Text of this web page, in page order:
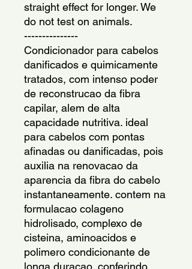
straight effect for longer. We
do not test on animals.
---------------
Condicionador para cabelos
danificados e quimicamente
tratados, com intenso poder
de reconstrucao da fibra
capilar, alem de alta
capacidade nutritiva. ideal
para cabelos com pontas
afinadas ou danificadas, pois
auxilia na renovacao da
aparencia da fibra do cabelo
instantaneamente. contem na
formulacao colageno
hidrolisado, complexo de
cisteina, aminoacidos e
polimero condicionante de
longa duracao, conferindo